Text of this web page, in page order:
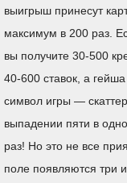
выигрыш принесут
максимум в 200 раз.
вы получите 30-500
40-600 ставок, а
символ игры —
выпадении пяти в
раз! Но это не все
поле появляются три